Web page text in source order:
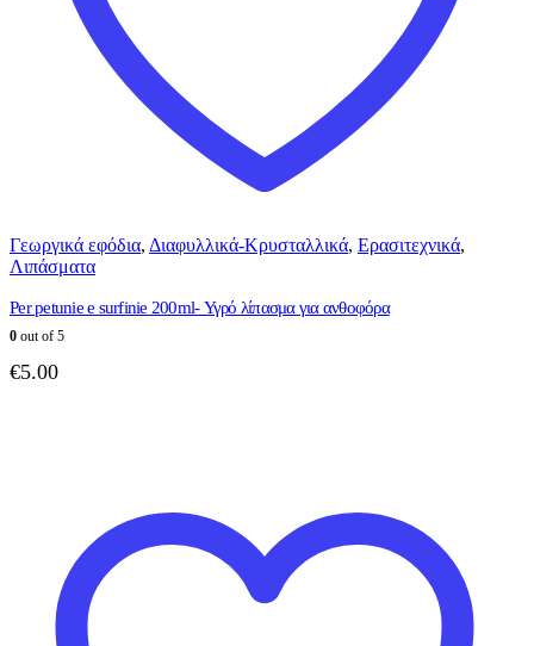
Γεωργικά εφόδια, Διαφυλλικά-Κρυσταλλικά, Ερασιτεχνικά,
Λιπάσματα
Per petunie e surfinie 200ml- Υγρό λίπασμα για ανθοφόρα
0 out of 5
€5.00